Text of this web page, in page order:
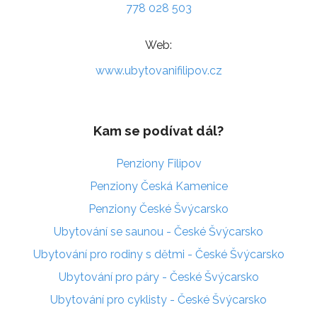
778 028 503
Web:
www.ubytovanifilipov.cz
Kam se podívat dál?
Penziony Filipov
Penziony Česká Kamenice
Penziony České Švýcarsko
Ubytování se saunou - České Švýcarsko
Ubytování pro rodiny s dětmi - České Švýcarsko
Ubytování pro páry - České Švýcarsko
Ubytování pro cyklisty - České Švýcarsko